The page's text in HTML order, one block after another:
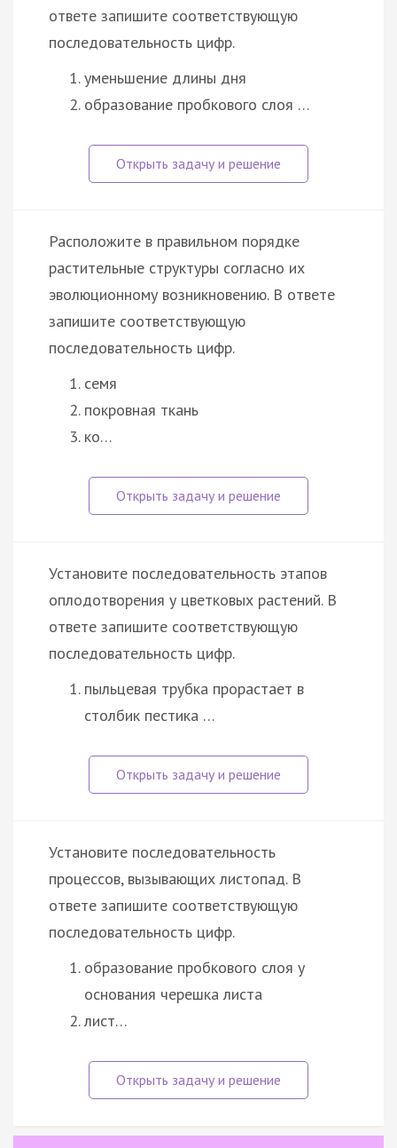
ответе запишите соответствующую
последовательность цифр.
уменьшение длины дня
образование пробкового слоя …
Расположите в правильном порядке
растительные структуры согласно их
эволюционному возникновению. В ответе
запишите соответствующую
последовательность цифр.
семя
покровная ткань
ко…
Установите последовательность этапов
оплодотворения у цветковых растений. В
ответе запишите соответствующую
последовательность цифр.
пыльцевая трубка прорастает в
столбик пестика …
Установите последовательность
процессов, вызывающих листопад. В
ответе запишите соответствующую
последовательность цифр.
образование пробкового слоя у
основания черешка листа
лист…